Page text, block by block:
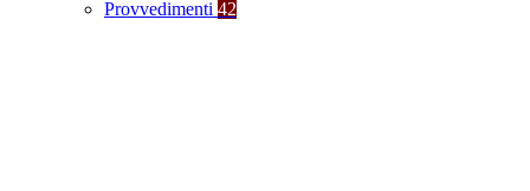
Provvedimenti 42